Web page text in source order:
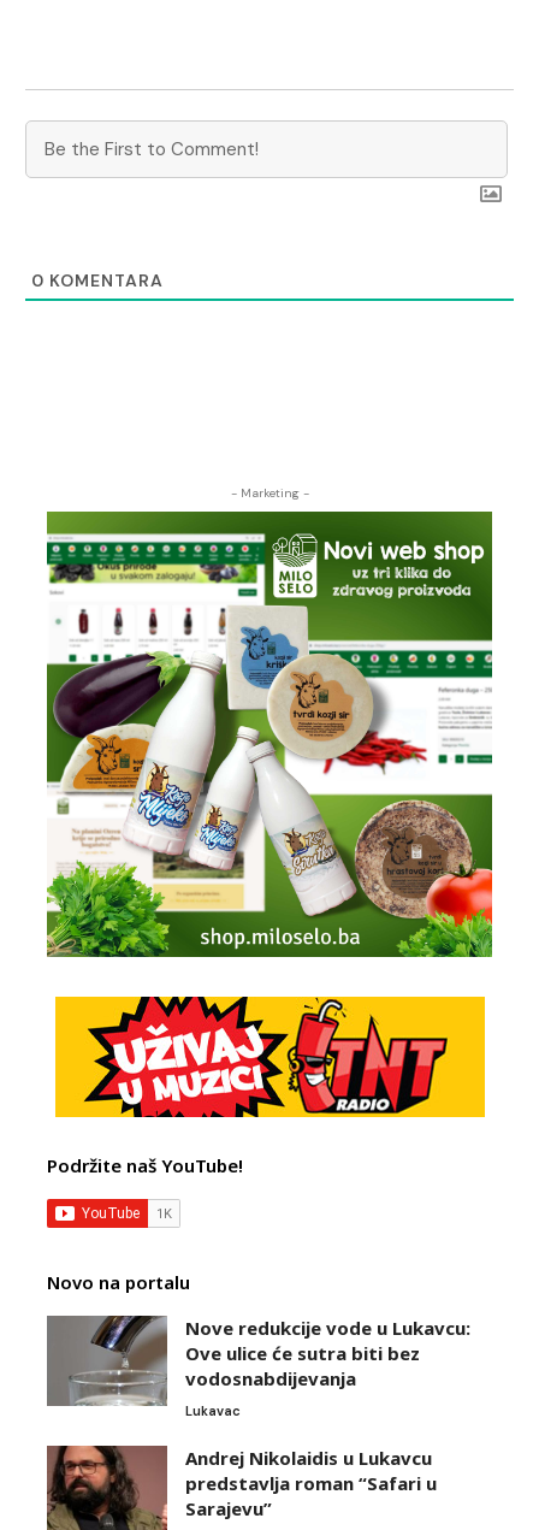
0 KOMENTARA
- Marketing -
Podržite naš YouTube!
Novo na portalu
Nove redukcije vode u Lukavcu:
Ove ulice će sutra biti bez
vodosnabdijevanja
Lukavac
Andrej Nikolaidis u Lukavcu
predstavlja roman “Safari u
Sarajevu”